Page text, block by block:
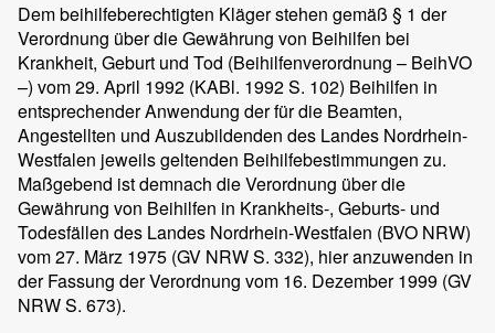
Dem beihilfeberechtigten Kläger stehen gemäß § 1 der
Verordnung über die Gewährung von Beihilfen bei
Krankheit, Geburt und Tod (Beihilfenverordnung – BeihVO
–) vom 29. April 1992 (KABl. 1992 S. 102) Beihilfen in
entsprechender Anwendung der für die Beamten,
Angestellten und Auszubildenden des Landes Nordrhein-
Westfalen jeweils geltenden Beihilfebestimmungen zu.
Maßgebend ist demnach die Verordnung über die
Gewährung von Beihilfen in Krankheits-, Geburts- und
Todesfällen des Landes Nordrhein-Westfalen (BVO NRW)
vom 27. März 1975 (GV NRW S. 332), hier anzuwenden in
der Fassung der Verordnung vom 16. Dezember 1999 (GV
NRW S. 673).